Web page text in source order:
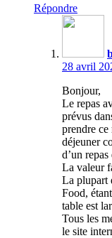
Répondre
28 avril
Bonjour,
Le repas
prévus
prendre ce
déjeuner
d’un repas
La valeur
La plupart
Food,
table est
Tous les
le site